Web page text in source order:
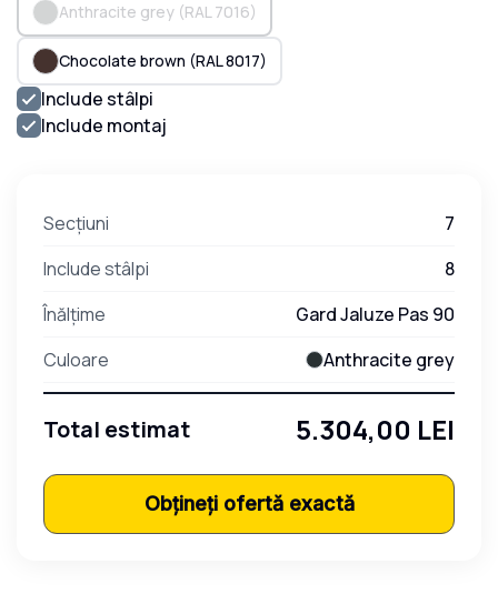
Anthracite grey (RAL 7016)
Chocolate brown (RAL 8017)
Include stâlpi
Include montaj
Secțiuni
7
Include stâlpi
8
Înălțime
Gard Jaluze Pas 90
Culoare
Anthracite grey
Total estimat 5.304,00 LEI
Obțineți ofertă exactă